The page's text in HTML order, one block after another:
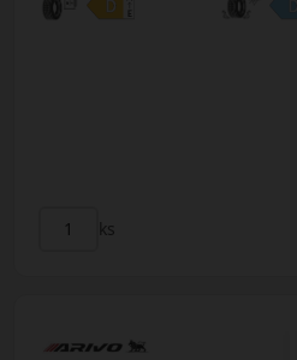
ks